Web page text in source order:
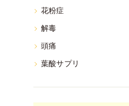
花粉症
解毒
頭痛
葉酸サプリ